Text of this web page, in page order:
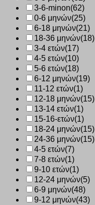
3-6-minon(62)
0-6 μηνών(25)
6-18 μηνών(21)
18-36 μηνών(18)
3-4 ετών(17)
4-5 ετών(10)
5-6 ετών(18)
6-12 μηνών(19)
11-12 ετών(1)
12-18 μηνών(15)
13-14 ετών(1)
15-16-ετών(1)
18-24 μηνών(15)
24-36 μηνών(15)
4-5 ετών(7)
7-8 ετών(1)
9-10 ετών(1)
12-24 μηνών(5)
6-9 μηνών(48)
9-12 μηνών(43)